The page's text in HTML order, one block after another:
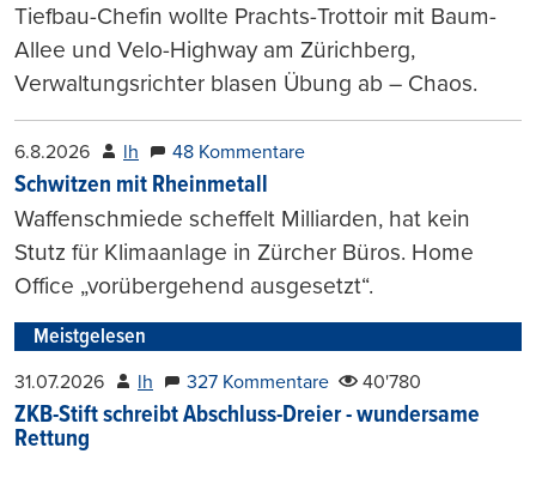
Tiefbau-Chefin wollte Prachts-Trottoir mit Baum-
Allee und Velo-Highway am Zürichberg,
Verwaltungsrichter blasen Übung ab – Chaos.
6.8.2026 lh 48 Kommentare
Schwitzen mit Rheinmetall
Waffenschmiede scheffelt Milliarden, hat kein
Stutz für Klimaanlage in Zürcher Büros. Home
Office „vorübergehend ausgesetzt“.
Meistgelesen
31.07.2026 lh 327 Kommentare 40'780
ZKB-Stift schreibt Abschluss-Dreier - wundersame
Rettung